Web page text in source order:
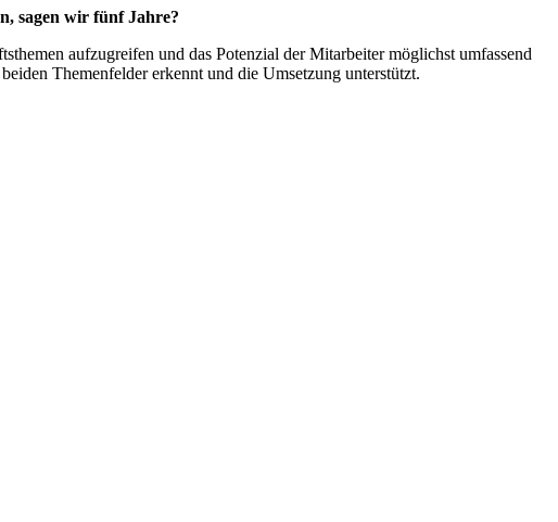
sagen wir fünf Jahre?
aufzugreifen und das Potenzial der Mitarbeiter möglichst umfassend
Themenfelder erkennt und die Umsetzung unterstützt.